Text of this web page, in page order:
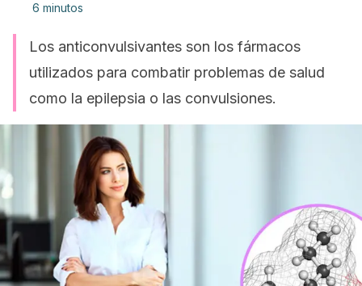
6 minutos
Los anticonvulsivantes son los fármacos
utilizados para combatir problemas de salud
como la epilepsia o las convulsiones.